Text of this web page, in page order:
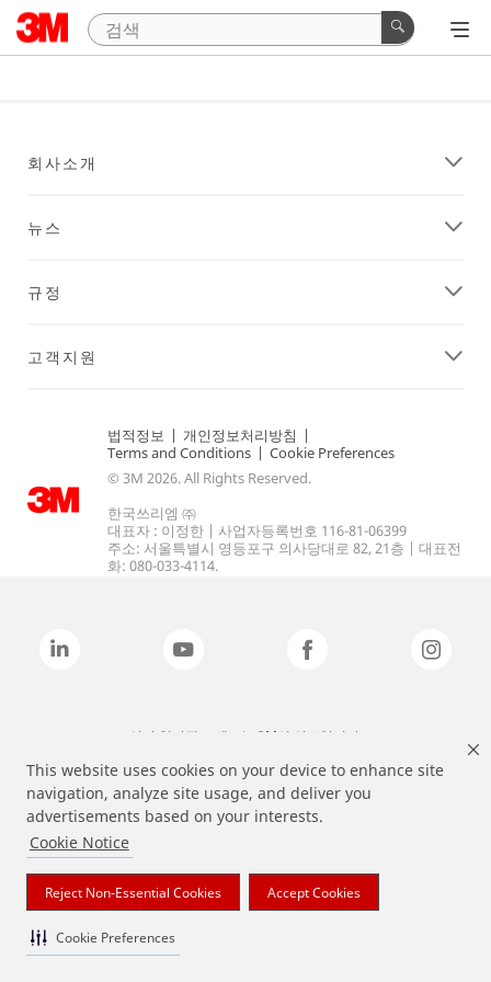
This website uses cookies on your device to enhance site
navigation, analyze site usage, and deliver you
advertisements based on your interests.
Cookie Notice
Reject Non-Essential Cookies Accept Cookies
Cookie Preferences
회사소개
뉴스
규정
고객지원
법적정보 | 개인정보처리방침 |
Terms and Conditions | Cookie Preferences
© 3M 2026. All Rights Reserved.
한국쓰리엠 ㈜
대표자 : 이정한 | 사업자등록번호 116-81-06399
주소: 서울특별시 영등포구 의사당대로 82, 21층 | 대표전
화: 080-033-4114.
상기 열거된 브랜드는 3M의 상표입니다.